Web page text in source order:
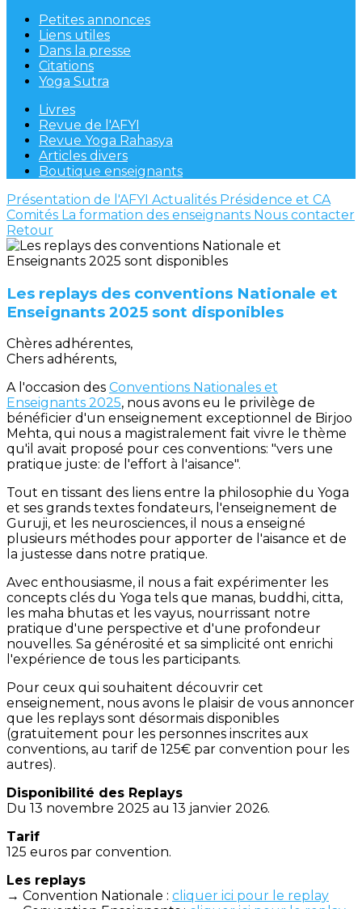
Petites annonces
Liens utiles
Dans la presse
Citations
Yoga Sutra
Livres
Revue de l'AFYI
Revue Yoga Rahasya
Articles divers
Boutique enseignants
Présentation de l'AFYI Actualités Présidence et CA
Comités La formation des enseignants Nous contacter
Retour
Les replays des conventions Nationale et
Enseignants 2025 sont disponibles
Chères adhérentes,
Chers adhérents,
A l'occasion des Conventions Nationales et
Enseignants 2025, nous avons eu le privilège de
bénéficier d'un enseignement exceptionnel de Birjoo
Mehta, qui nous a magistralement fait vivre le thème
qu'il avait proposé pour ces conventions: "vers une
pratique juste: de l'effort à l'aisance".
Tout en tissant des liens entre la philosophie du Yoga
et ses grands textes fondateurs, l'enseignement de
Guruji, et les neurosciences, il nous a enseigné
plusieurs méthodes pour apporter de l'aisance et de
la justesse dans notre pratique.
Avec enthousiasme, il nous a fait expérimenter les
concepts clés du Yoga tels que manas, buddhi, citta,
les maha bhutas et les vayus, nourrissant notre
pratique d'une perspective et d'une profondeur
nouvelles. Sa générosité et sa simplicité ont enrichi
l'expérience de tous les participants.
Pour ceux qui souhaitent découvrir cet
enseignement, nous avons le plaisir de vous annoncer
que les replays sont désormais disponibles
(gratuitement pour les personnes inscrites aux
conventions, au tarif de 125€ par convention pour les
autres).
Disponibilité des Replays
Du 13 novembre 2025 au 13 janvier 2026.
Tarif
125 euros par convention.
Les replays
→ Convention Nationale : cliquer ici pour le replay